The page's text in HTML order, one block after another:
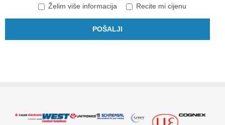
Želim više informacija
Recite mi cijenu